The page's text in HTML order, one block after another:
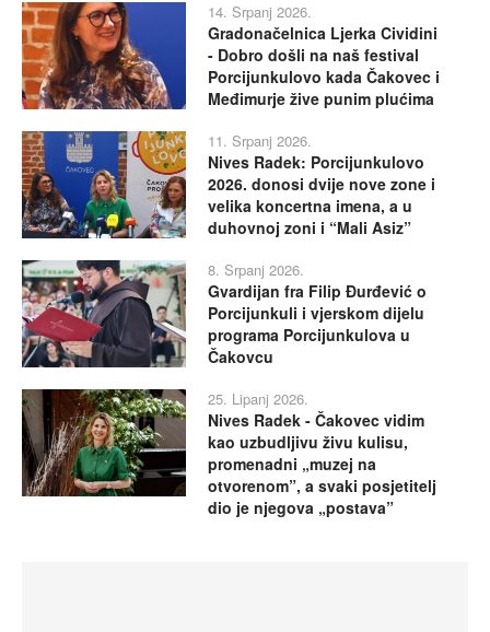
14. Srpanj 2026.
Gradonačelnica Ljerka Cividini
- Dobro došli na naš festival
Porcijunkulovo kada Čakovec i
Međimurje žive punim plućima
11. Srpanj 2026.
Nives Radek: Porcijunkulovo
2026. donosi dvije nove zone i
velika koncertna imena, a u
duhovnoj zoni i “Mali Asiz”
8. Srpanj 2026.
Gvardijan fra Filip Đurđević o
Porcijunkuli i vjerskom dijelu
programa Porcijunkulova u
Čakovcu
25. Lipanj 2026.
Nives Radek - Čakovec vidim
kao uzbudljivu živu kulisu,
promenadni „muzej na
otvorenom”, a svaki posjetitelj
dio je njegova „postava”